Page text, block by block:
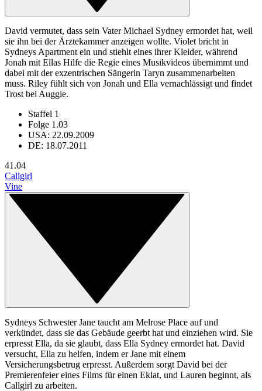
David vermutet, dass sein Vater Michael Sydney ermordet hat, weil
sie ihn bei der Ärztekammer anzeigen wollte. Violet bricht in
Sydneys Apartment ein und stiehlt eines ihrer Kleider, während
Jonah mit Ellas Hilfe die Regie eines Musikvideos übernimmt und
dabei mit der exzentrischen Sängerin Taryn zusammenarbeiten
muss. Riley fühlt sich von Jonah und Ella vernachlässigt und findet
Trost bei Auggie.
Staffel 1
Folge 1.03
USA: 22.09.2009
DE: 18.07.2011
41.04
Callgirl
Vine
Sydneys Schwester Jane taucht am Melrose Place auf und
verkündet, dass sie das Gebäude geerbt hat und einziehen wird. Sie
erpresst Ella, da sie glaubt, dass Ella Sydney ermordet hat. David
versucht, Ella zu helfen, indem er Jane mit einem
Versicherungsbetrug erpresst. Außerdem sorgt David bei der
Premierenfeier eines Films für einen Eklat, und Lauren beginnt, als
Callgirl zu arbeiten.